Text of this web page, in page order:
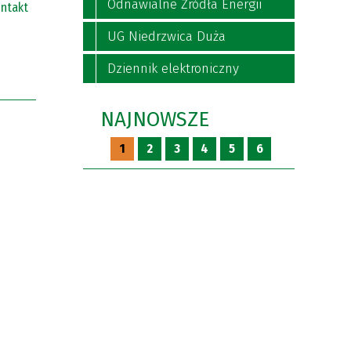
Odnawialne Źródła Energii
UG Niedrzwica Duża
Dziennik elektroniczny
NAJNOWSZE
1 2 3 4 5 6